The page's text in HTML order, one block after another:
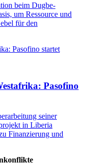
beim Dugbe-
um Ressource und
für den
Pasofino
seiner
in Liberia
Finanzierung und